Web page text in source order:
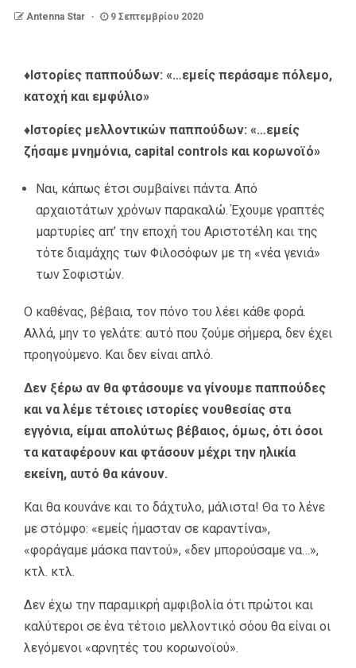
Antenna Star 9 Σεπτεμβρίου 2020
♦Ιστορίες παππούδων: «…εμείς περάσαμε πόλεμο,
κατοχή και εμφύλιο»
♦Ιστορίες μελλοντικών παππούδων: «…εμείς
ζήσαμε μνημόνια, capital controls και κορωνοϊό»
Ναι, κάπως έτσι συμβαίνει πάντα. Από
αρχαιοτάτων χρόνων παρακαλώ. Έχουμε γραπτές
μαρτυρίες απ’ την εποχή του Αριστοτέλη και της
τότε διαμάχης των Φιλοσόφων με τη «νέα γενιά»
των Σοφιστών.
Ο καθένας, βέβαια, τον πόνο του λέει κάθε φορά.
Αλλά, μην το γελάτε: αυτό που ζούμε σήμερα, δεν έχει
προηγούμενο. Και δεν είναι απλό.
Δεν ξέρω αν θα φτάσουμε να γίνουμε παππούδες
και να λέμε τέτοιες ιστορίες νουθεσίας στα
εγγόνια, είμαι απολύτως βέβαιος, όμως, ότι όσοι
τα καταφέρουν και φτάσουν μέχρι την ηλικία
εκείνη, αυτό θα κάνουν.
Και θα κουνάνε και το δάχτυλο, μάλιστα! Θα το λένε
με στόμφο: «εμείς ήμασταν σε καραντίνα»,
«φοράγαμε μάσκα παντού», «δεν μπορούσαμε να…»,
κτλ. κτλ.
Δεν έχω την παραμικρή αμφιβολία ότι πρώτοι και
καλύτεροι σε ένα τέτοιο μελλοντικό σόου θα είναι οι
λεγόμενοι «αρνητές του κορωνοϊού».